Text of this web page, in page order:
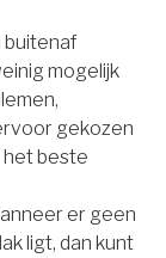
buitenaf
mogelijk
gekozen
het beste
er geen
ligt, dan kunt